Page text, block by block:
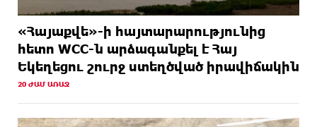
«Հայաքվե»-ի հայտարարությունից
հետո WCC-ն արձագանքել է Հայ
Եկեղեցու շուրջ ստեղծված իրավիճակին
20 ԺԱՄ ԱՌԱՋ